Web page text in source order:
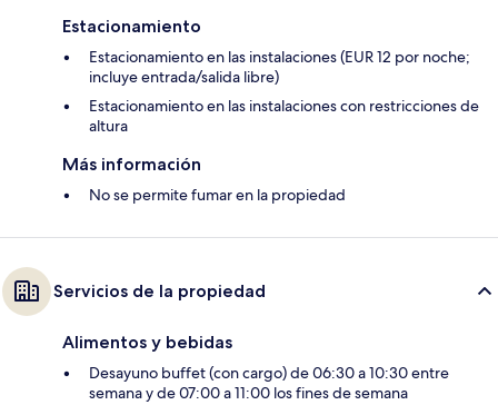
Estacionamiento
Estacionamiento en las instalaciones (EUR 12 por noche;
incluye entrada/salida libre)
Estacionamiento en las instalaciones con restricciones de
altura
Más información
No se permite fumar en la propiedad
Servicios de la propiedad
Alimentos y bebidas
Desayuno buffet (con cargo) de 06:30 a 10:30 entre
semana y de 07:00 a 11:00 los fines de semana